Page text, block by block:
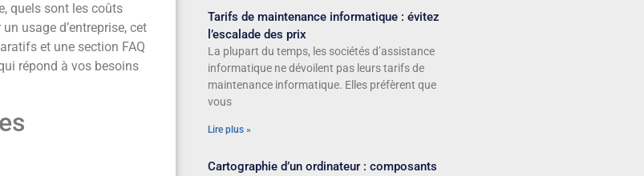
quels sont les coûts
usage d’entreprise, cet
et une section FAQ
répond à vos besoins
Tarifs de maintenance informatique : évitez
l’escalade des prix
La plupart du temps, les sociétés d’assistance
informatique ne dévoilent pas leurs tarifs de
maintenance informatique. Elles préfèrent que
vous
Lire plus »
Cartographie d’un ordinateur : composants